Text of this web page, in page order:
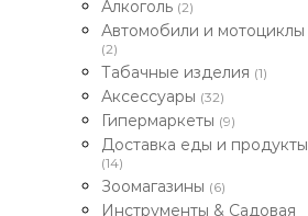
Алкоголь (2)
Автомобили и мотоциклы
(2)
Табачные изделия (1)
Аксессуары (32)
Гипермаркеты (9)
Доставка еды и продукты
(14)
Зоомагазины (6)
Инструменты & Садовая